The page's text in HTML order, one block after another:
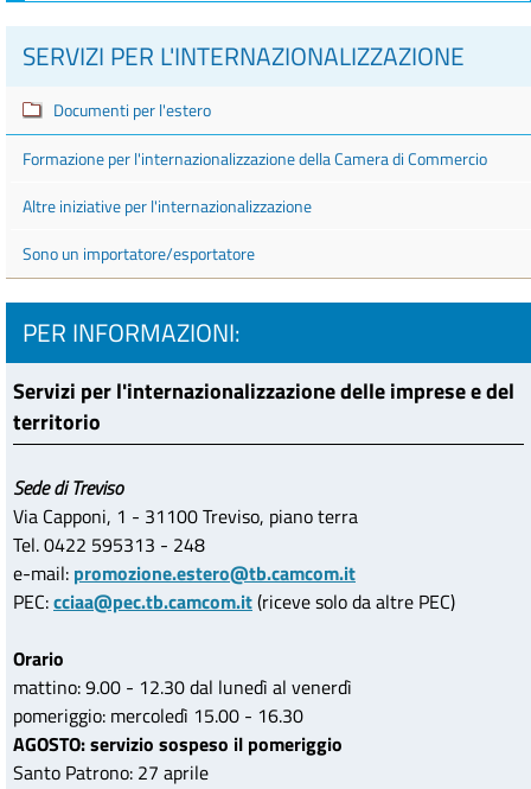
SERVIZI PER L'INTERNAZIONALIZZAZIONE
Documenti per l'estero
Formazione per l'internazionalizzazione della Camera di Commercio
Altre iniziative per l'internazionalizzazione
Sono un importatore/esportatore
PER INFORMAZIONI:
Servizi per l'internazionalizzazione delle imprese e del
territorio
Sede di Treviso
Via Capponi, 1 - 31100 Treviso, piano terra
Tel. 0422 595313 - 248
e-mail: promozione.estero@tb.camcom.it
PEC:cciaa@pec.tb.camcom.it(riceve solo da altre PEC)
Orario
mattino: 9.00 - 12.30 dal lunedì al venerdì
pomeriggio: mercoledì 15.00 - 16.30
AGOSTO: servizio sospeso il pomeriggio
Santo Patrono: 27 aprile